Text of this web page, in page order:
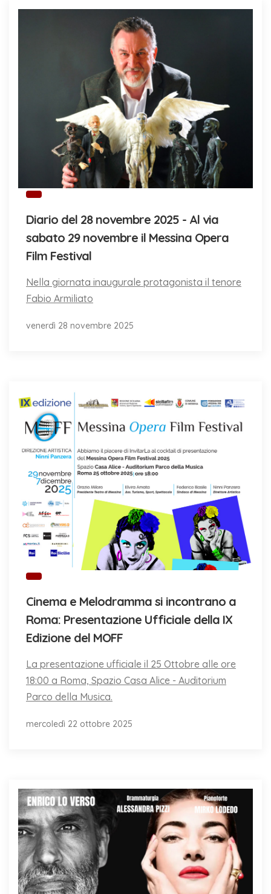
Diario del 28 novembre 2025 - Al via
sabato 29 novembre il Messina Opera
Film Festival
Nella giornata inaugurale protagonista il tenore
Fabio Armiliato
venerdì 28 novembre 2025
Cinema e Melodramma si incontrano a
Roma: Presentazione Ufficiale della IX
Edizione del MOFF
La presentazione ufficiale il 25 Ottobre alle ore
18:00 a Roma, Spazio Casa Alice - Auditorium
Parco della Musica.
mercoledì 22 ottobre 2025